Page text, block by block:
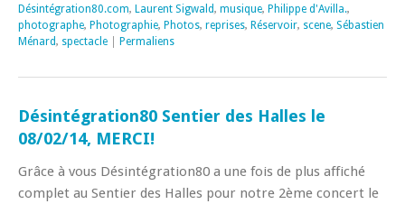
Désintégration80.com, Laurent Sigwald, musique, Philippe d'Avilla.,
photographe, Photographie, Photos, reprises, Réservoir, scene, Sébastien
Ménard, spectacle Permaliens
Désintégration80 Sentier des Halles le
08/02/14, MERCI!
Grâce à vous Désintégration80 a une fois de plus affiché
complet au Sentier des Halles pour notre 2ème concert le